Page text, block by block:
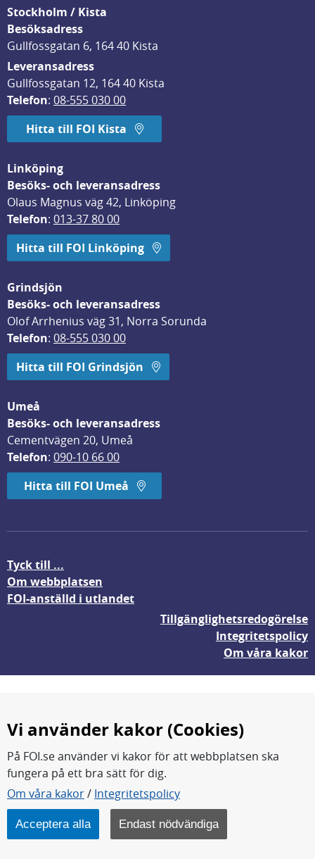
Stockholm / Kista
Besöksadress
Gullfossgatan 6, 164 40 Kista
Leveransadress
Gullfossgatan 12, 164 40 Kista
Telefon: 08-555 030 00
Hitta till FOI Kista
Linköping
Besöks- och leveransadress
Olaus Magnus väg 42, Linköping
Telefon: 013-37 80 00
Hitta till FOI Linköping
Grindsjön
Besöks- och leveransadress
Olof Arrhenius väg 31, Norra Sorunda
Telefon: 08-555 030 00
Hitta till FOI Grindsjön
Umeå
Besöks- och leveransadress
Cementvägen 20, Umeå
Telefon: 090-10 66 00
Hitta till FOI Umeå
Tyck till ...
Om webbplatsen
FOI-anställd i utlandet
Tillgänglighetsredogörelse
Integritetspolicy
Om våra kakor
FOI forskar för en säkrare värld.
FOI:s kärnverksamhet är forskning, metod- och
teknikutveckling samt analyser och studier.
Myndigheten ligger under Försvarsdepartementet.
Vi använder kakor (Cookies)
På FOI.se använder vi kakor för att webbplatsen ska
fungera på ett bra sätt för dig.
Om våra kakor/ Integritetspolicy
Acceptera alla Endast nödvändiga